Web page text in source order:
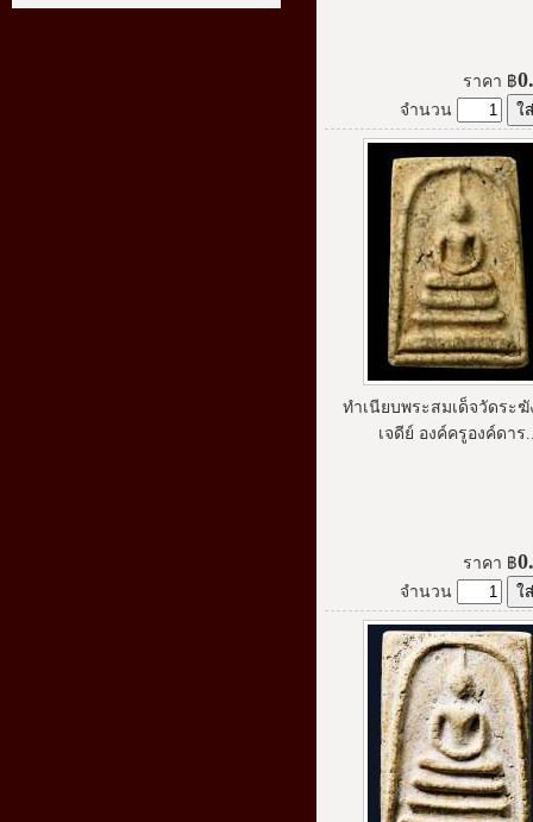
ราคา ฿
จำนวน
ทำเนียบพระสมเด็จวัดระ
เจดีย์ องค์ครูองค์ดาร
ราคา ฿
จำนวน